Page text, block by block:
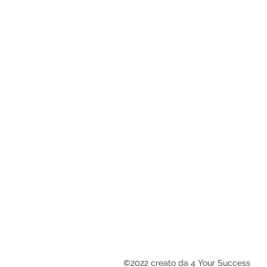
©2022 creato da 4 Your Success